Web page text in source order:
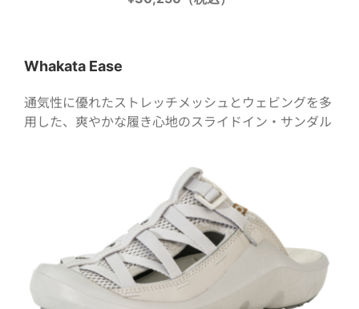
Whakata Ease
通気性に優れたストレッチメッシュとウェビングを多
用した、爽やかな履き心地のスライドイン・サンダル